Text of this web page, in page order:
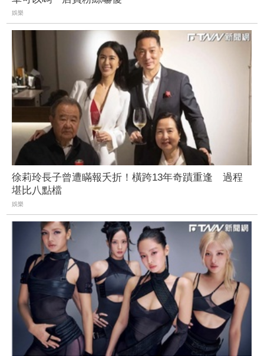
娛樂
徐莉玲長子曾遭瞞報夭折！橫跨13年奇蹟重逢 過程
堪比八點檔
娛樂